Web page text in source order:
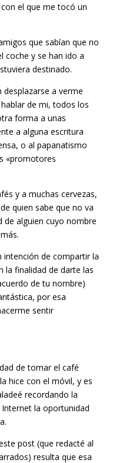
el que me tocó un
que sabían que no
coche y se han ido a
destinado.
a verme
de mi, todos los
forma a unas
a alguna escritura
o al papanatismo
«promotores
y a muchas cervezas,
quien sabe que no va
de alguien cuyo nombre
intención de compartir la
la finalidad de darte las
de tu nombre)
por esa
sentir
de tomar el café
hice con el móvil, y es
recordando la
la oportunidad
post (que redacté al
resulta que esa